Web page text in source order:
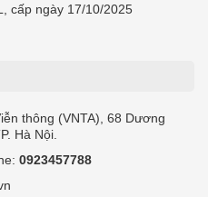
cấp ngày 17/10/2025
thông (VNTA), 68 Dương
Hà Nội.
0923457788